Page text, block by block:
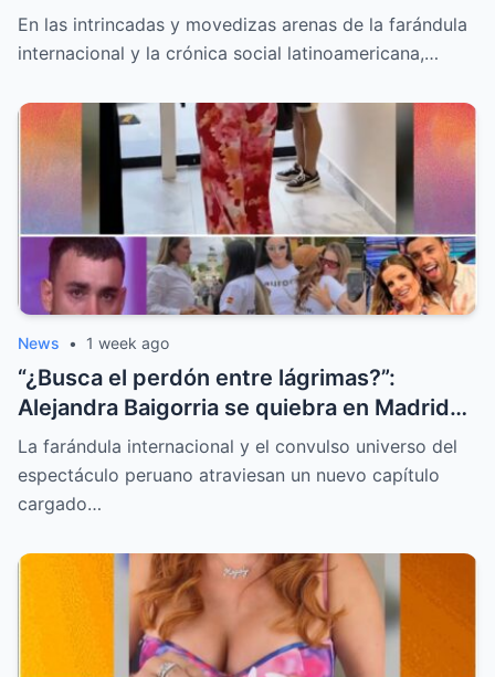
le da la espalda a Said Palao
En las intrincadas y movedizas arenas de la farándula
internacional y la crónica social latinoamericana,…
News • 1 week ago
“¿Busca el perdón entre lágrimas?”:
Alejandra Baigorria se quiebra en Madrid
tras el sorpresivo reencuentro con Said
Palao
La farándula internacional y el convulso universo del
espectáculo peruano atraviesan un nuevo capítulo
cargado…